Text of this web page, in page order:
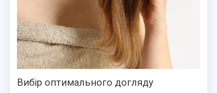
Вибір оптимального догляду